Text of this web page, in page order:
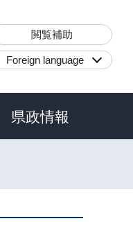
閲覧補助
Foreign language
県政情報